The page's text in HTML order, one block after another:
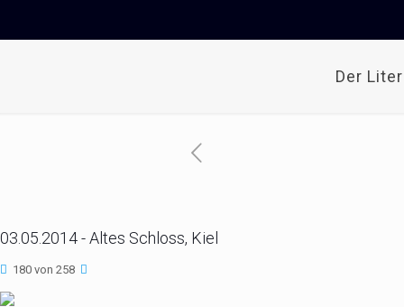
Der
03.05.2014 - Altes Schloss, Kiel
180 von 258